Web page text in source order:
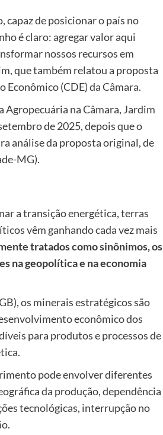
capaz de posicionar o país no
é claro: agregar valor aqui
nossos recursos em
que também relatou a proposta
(CDE) da Câmara.
na Câmara, Jardim
de 2025, depois que o
análise da proposta original, de
MG).
a transição energética, terras
vêm ganhando cada vez mais
tratados como sinônimos, os
na geopolítica e na economia
os minerais estratégicos são
econômico dos
para produtos e processos de
pode envolver diferentes
da produção, dependência
tecnológicas, interrupção no